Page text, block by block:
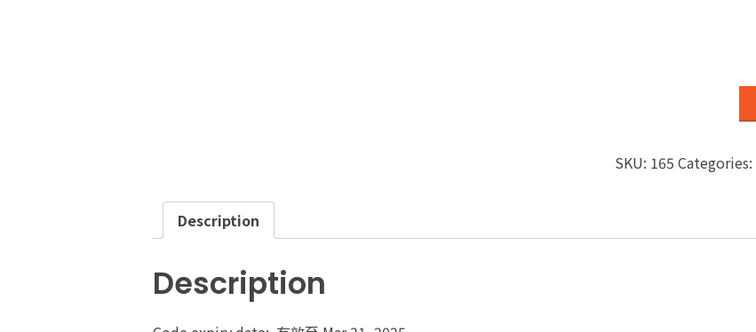
SKU: 165 Categories:
Description
Description